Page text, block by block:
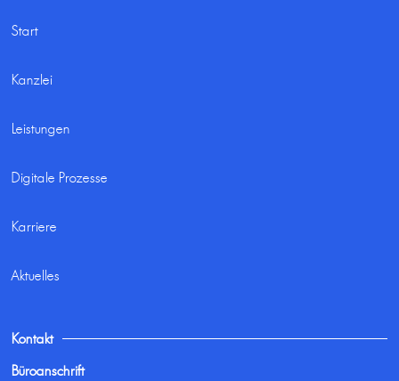
Start
Kanzlei
Leistungen
Digitale Prozesse
Karriere
Aktuelles
Kontakt
Büroanschrift